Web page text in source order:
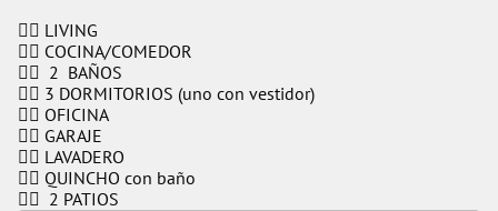
👉🏻 LIVING
👉🏻 COCINA/COMEDOR
👉🏻  2  BAÑOS
👉🏻 3 DORMITORIOS (uno con vestidor)
👉🏻 OFICINA
👉🏻 GARAJE
👉🏻 LAVADERO
👉🏻 QUINCHO con baño
👉🏻  2 PATIOS